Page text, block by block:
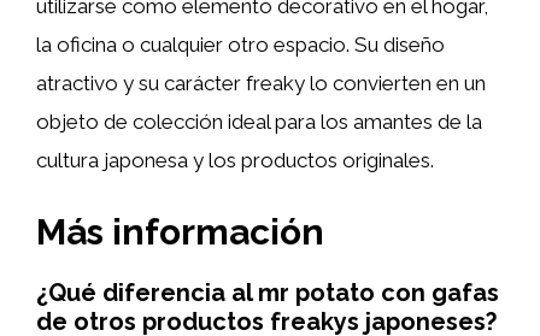
utilizarse como elemento decorativo en el hogar,
la oficina o cualquier otro espacio. Su diseño
atractivo y su carácter freaky lo convierten en un
objeto de colección ideal para los amantes de la
cultura japonesa y los productos originales.
Más información
¿Qué diferencia al mr potato con gafas
de otros productos freakys japoneses?